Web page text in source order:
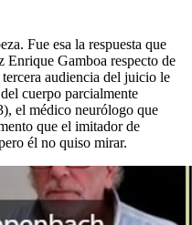
Fue esa la respuesta que
Enrique Gamboa respecto de
audiencia del juicio le
cuerpo parcialmente
el médico neurólogo que
que el imitador de
él no quiso mirar.